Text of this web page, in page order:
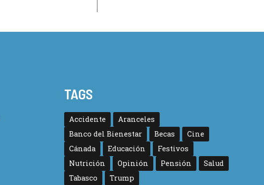
TAGS
Accidente
Aranceles
Banco del Bienestar
Becas
Cine
Cánada
Educación
Festivos
Nutrición
Opinión Pensión
Salud
Tabasco
Trump